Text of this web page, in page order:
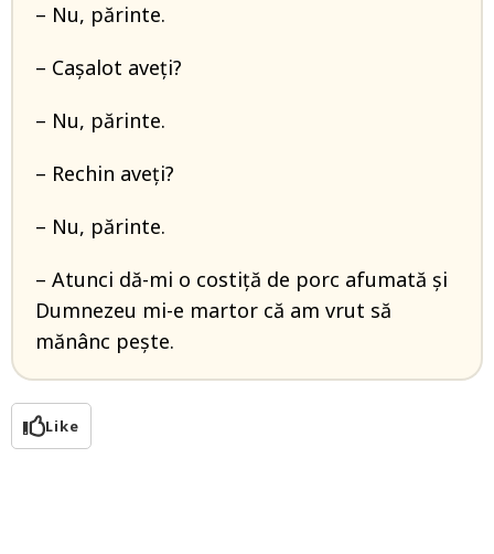
– Nu, părinte.
– Cașalot aveți?
– Nu, părinte.
– Rechin aveți?
– Nu, părinte.
– Atunci dă-mi o costiță de porc afumată și
Dumnezeu mi-e martor că am vrut să
mănânc pește.
Like